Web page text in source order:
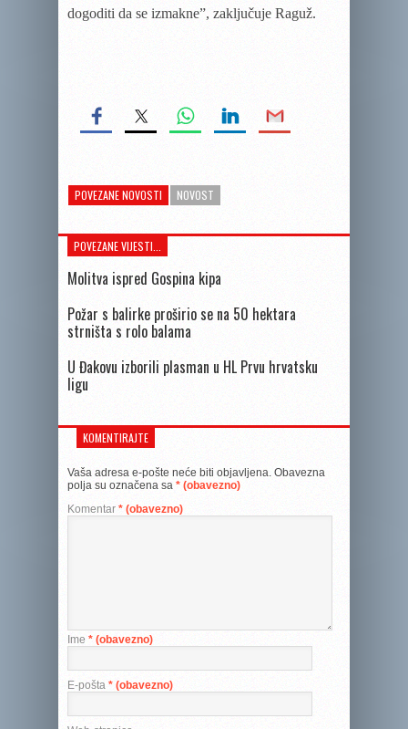
dogoditi da se izmakne”, zaključuje Raguž.
POVEZANE NOVOSTI NOVOST
POVEZANE VIJESTI...
Molitva ispred Gospina kipa
Požar s balirke proširio se na 50 hektara
strništa s rolo balama
U Đakovu izborili plasman u HL Prvu hrvatsku
ligu
KOMENTIRAJTE
Vaša adresa e-pošte neće biti objavljena. Obavezna
polja su označena sa * (obavezno)
Komentar * (obavezno)
Ime * (obavezno)
E-pošta * (obavezno)